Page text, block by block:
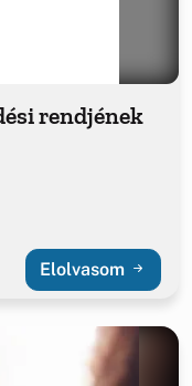
rendjének
Elolvasom